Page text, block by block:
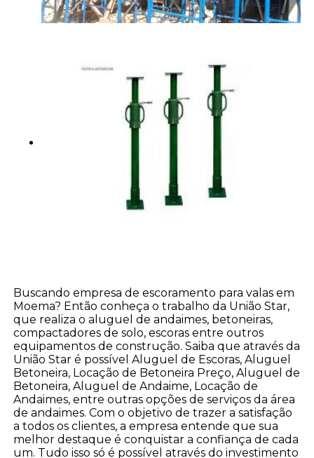
Buscando empresa de escoramento para valas em
Moema? Então conheça o trabalho da União Star,
que realiza o aluguel de andaimes, betoneiras,
compactadores de solo, escoras entre outros
equipamentos de construção. Saiba que através da
União Star é possível Aluguel de Escoras, Aluguel
Betoneira, Locação de Betoneira Preço, Aluguel de
Betoneira, Aluguel de Andaime, Locação de
Andaimes, entre outras opções de serviços da área
de andaimes. Com o objetivo de trazer a satisfação
a todos os clientes, a empresa entende que sua
melhor destaque é conquistar a confiança de cada
um. Tudo isso só é possível através do investimento